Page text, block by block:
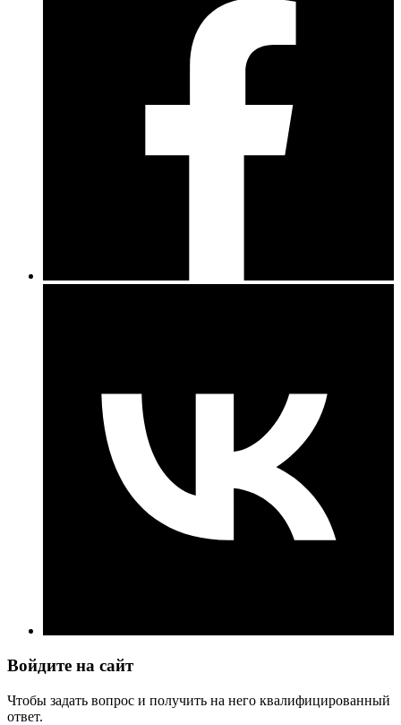
Войдите на сайт
Чтобы задать вопрос и получить на него квалифицированный
ответ.